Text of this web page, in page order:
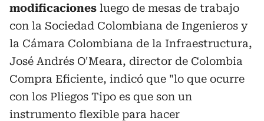
modificaciones luego de mesas de trabajo
con la Sociedad Colombiana de Ingenieros y
la Cámara Colombiana de la Infraestructura,
José Andrés O'Meara, director de Colombia
Compra Eficiente, indicó que "lo que ocurre
con los Pliegos Tipo es que son un
instrumento flexible para hacer